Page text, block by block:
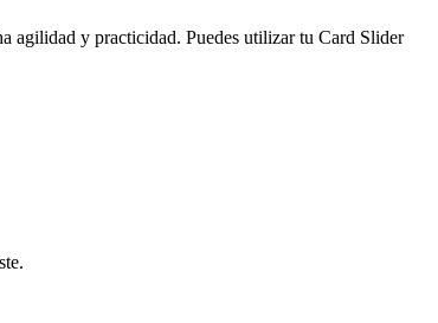
agilidad y practicidad. Puedes utilizar tu Card Slider